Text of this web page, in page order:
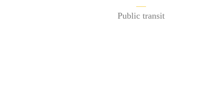
Public transit